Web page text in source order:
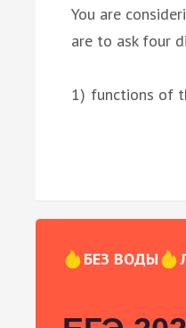
You are
are to ask four
1) functions of
БЕЗ ВОДЫ